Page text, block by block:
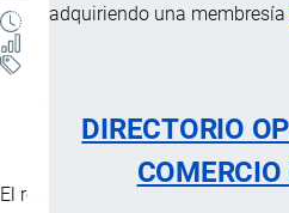
adquiriendo una membresía
DIRECTORIO
5 MINUTOS
El régimen de mensajería